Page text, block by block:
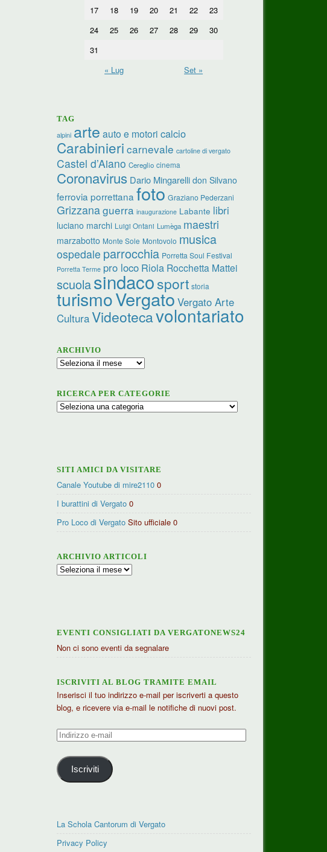
17
18 19 20 21 22
23
24
25 26 27 28 29
30
31
« Lug
Set »
TAG
alpini arte auto e motori calcio
Carabinieri carnevale cartoline di vergato
Castel d’Aiano Cereglio cinema
Coronavirus Dario Mingarelli don Silvano
ferrovia porrettana foto Graziano Pederzani
Grizzanaguerra inaugurazione Labante libri
luciano marchi Luigi Ontani Lumèga maestri
marzabotto Monte Sole Montovolo musica
ospedale parrocchia Porretta Soul Festival
Porretta Terme pro loco Riola Rocchetta Mattei
scuolasindacosport storia
turismoVergato Vergato Arte
CulturaVideotecavolontariato
ARCHIVIO
Archivio
RICERCA PER CATEGORIE
Ricerca
SITI AMICI DA VISITARE
Canale Youtube di mire2110 0
I burattini di Vergato 0
Pro Loco di Vergato Sito ufficiale 0
ARCHIVIO ARTICOLI
Archivio
EVENTI CONSIGLIATI DA VERGATONEWS24
Non ci sono eventi da segnalare
ISCRIVITI AL BLOG TRAMITE EMAIL
Inserisci il tuo indirizzo e-mail per iscriverti a questo
blog, e ricevere via e-mail le notifiche di nuovi post.
Indirizzo
mail
Iscriviti
La Schola Cantorum di Vergato
Privacy Policy